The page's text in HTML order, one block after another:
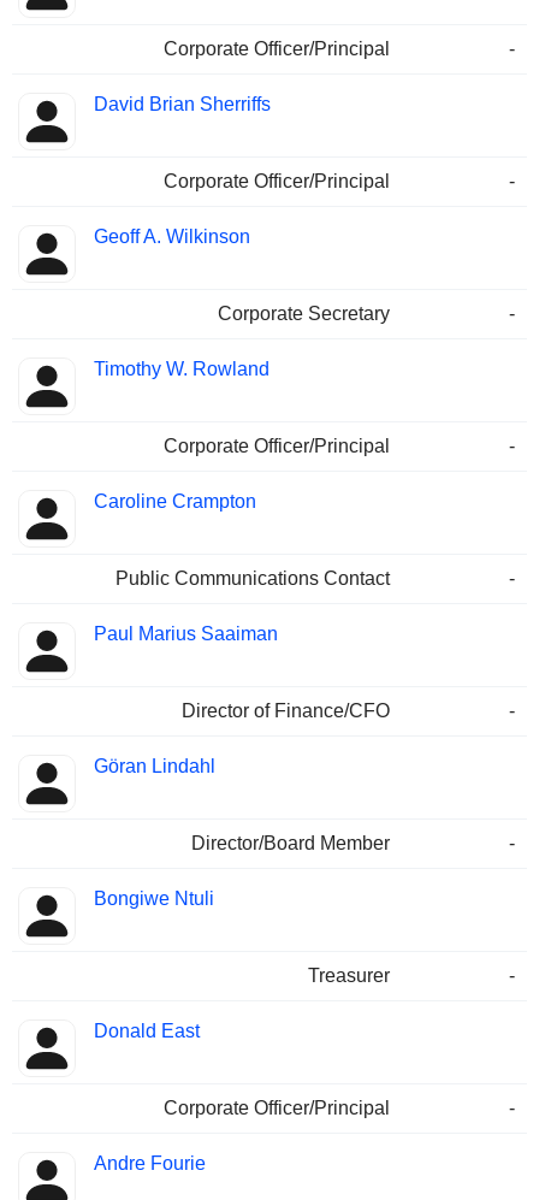
Corporate Officer/Principal -
David Brian Sherriffs
Corporate Officer/Principal -
Geoff A. Wilkinson
Corporate Secretary -
Timothy W. Rowland
Corporate Officer/Principal -
Caroline Crampton
Public Communications Contact -
Paul Marius Saaiman
Director of Finance/CFO -
Göran Lindahl
Director/Board Member -
Bongiwe Ntuli
Treasurer -
Donald East
Corporate Officer/Principal -
Andre Fourie